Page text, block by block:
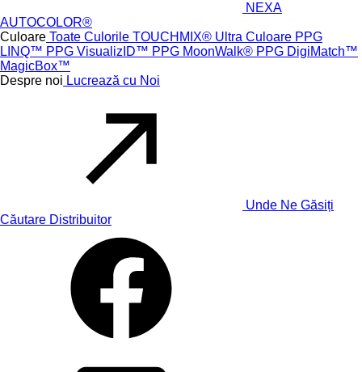
NEXA
AUTOCOLOR®
Culoare Toate Culorile TOUCHMIX® Ultra Culoare PPG
LINQ™ PPG VisualizID™ PPG MoonWalk® PPG DigiMatch™
MagicBox™
Despre noi Lucrează cu Noi
Unde Ne Găsiți
Căutare Distribuitor